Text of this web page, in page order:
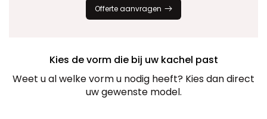
Offerte aanvragen
Kies de vorm die bij uw kachel past
Weet u al welke vorm u nodig heeft? Kies dan direct
uw gewenste model.